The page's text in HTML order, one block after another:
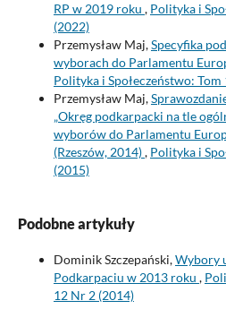
RP w 2019 roku , Polityka i
(2022)
Przemysław Maj,Specyfika
wyborach do Parlamentu
Polityka i Społeczeństwo:
Przemysław Maj,
„Okręg podkarpacki na tle
wyborów do Parlamentu
(Rzeszów, 2014), Polityka i
(2015)
Podobne artykuły
Dominik Szczepański,Wybory
Podkarpaciu w 2013 roku ,
12 Nr 2 (2014)